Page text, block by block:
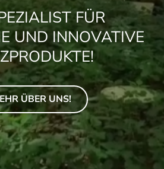
FÜR
UND INNOVATIVE
ÜBER UNS!